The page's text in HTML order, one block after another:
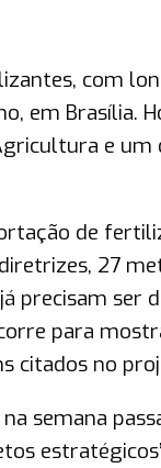
com
em Brasília.
e um
de
27
precisam ser
para
citados no
semana